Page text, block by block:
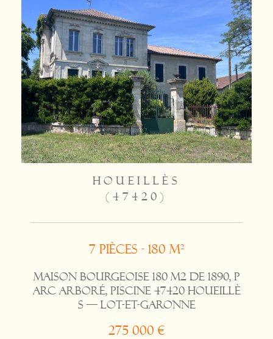
HOUEILLÈS
(47420)
7 pièces - 180 m²
Maison bourgeoise 180 m2 de 1890, p
arc arboré, piscine 47420 Houeillè
s — Lot-et-Garonne
275 000 €